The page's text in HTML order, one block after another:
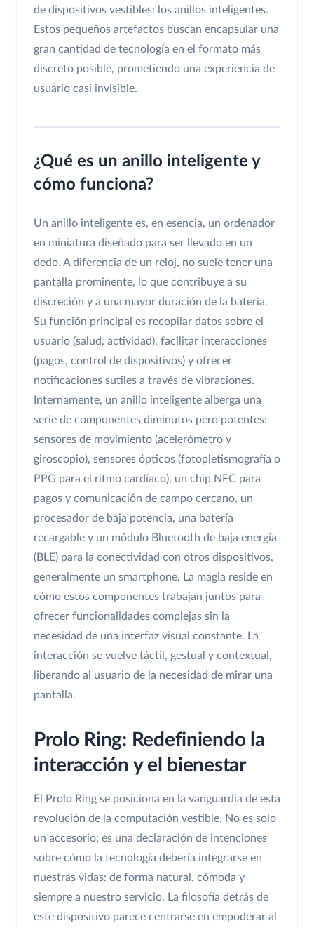
de dispositivos vestibles: los anillos inteligentes.
Estos pequeños artefactos buscan encapsular una
gran cantidad de tecnología en el formato más
discreto posible, prometiendo una experiencia de
usuario casi invisible.
¿Qué es un anillo inteligente y
cómo funciona?
Un anillo inteligente es, en esencia, un ordenador
en miniatura diseñado para ser llevado en un
dedo. A diferencia de un reloj, no suele tener una
pantalla prominente, lo que contribuye a su
discreción y a una mayor duración de la batería.
Su función principal es recopilar datos sobre el
usuario (salud, actividad), facilitar interacciones
(pagos, control de dispositivos) y ofrecer
notificaciones sutiles a través de vibraciones.
Internamente, un anillo inteligente alberga una
serie de componentes diminutos pero potentes:
sensores de movimiento (acelerómetro y
giroscopio), sensores ópticos (fotopletismografía o
PPG para el ritmo cardíaco), un chip NFC para
pagos y comunicación de campo cercano, un
procesador de baja potencia, una batería
recargable y un módulo Bluetooth de baja energía
(BLE) para la conectividad con otros dispositivos,
generalmente un smartphone. La magia reside en
cómo estos componentes trabajan juntos para
ofrecer funcionalidades complejas sin la
necesidad de una interfaz visual constante. La
interacción se vuelve táctil, gestual y contextual,
liberando al usuario de la necesidad de mirar una
pantalla.
Prolo Ring: Redefiniendo la
interacción y el bienestar
El Prolo Ring se posiciona en la vanguardia de esta
revolución de la computación vestible. No es solo
un accesorio; es una declaración de intenciones
sobre cómo la tecnología debería integrarse en
nuestras vidas: de forma natural, cómoda y
siempre a nuestro servicio. La filosofía detrás de
este dispositivo parece centrarse en empoderar al